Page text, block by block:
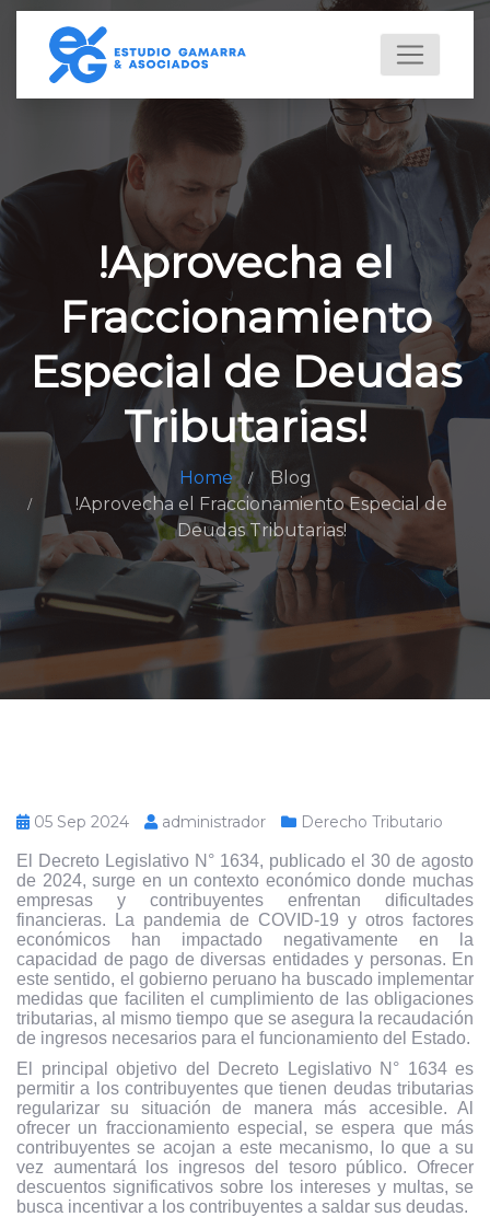
!Aprovecha el
Fraccionamiento
Especial de Deudas
Tributarias!
Home
Blog
!Aprovecha el Fraccionamiento Especial de
Deudas Tributarias!
05 Sep 2024 administrador Derecho Tributario
El Decreto Legislativo N° 1634, publicado el 30 de agosto
de 2024, surge en un contexto económico donde muchas
empresas y contribuyentes enfrentan dificultades
financieras. La pandemia de COVID-19 y otros factores
económicos han impactado negativamente en la
capacidad de pago de diversas entidades y personas. En
este sentido, el gobierno peruano ha buscado implementar
medidas que faciliten el cumplimiento de las obligaciones
tributarias, al mismo tiempo que se asegura la recaudación
de ingresos necesarios para el funcionamiento del Estado.
El principal objetivo del Decreto Legislativo N° 1634 es
permitir a los contribuyentes que tienen deudas tributarias
regularizar su situación de manera más accesible. Al
ofrecer un fraccionamiento especial, se espera que más
contribuyentes se acojan a este mecanismo, lo que a su
vez aumentará los ingresos del tesoro público. Ofrecer
descuentos significativos sobre los intereses y multas, se
busca incentivar a los contribuyentes a saldar sus deudas.